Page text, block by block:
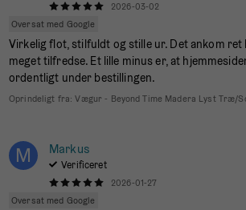
2026-03-02
Oversat med Google
Virkelig flot, stilfuldt og stille ur. Det ankom
meget tilfredse. Et lille minus er, at
ordentligt under bestillingen.
Oprindeligt fra:Vægur - Beyond Time Madera Lyst Træ/
M Markus
Verificeret
2026-01-27
Oversat med Google